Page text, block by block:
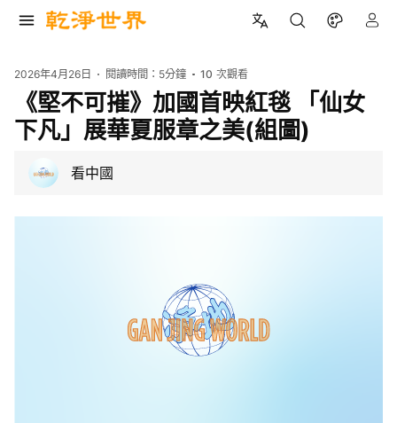
2026年4月26日 閱讀時間： 5分鐘 10 次觀看
《堅不可摧》加國首映紅毯 「仙女
下凡」展華夏服章之美(組圖)
看中國